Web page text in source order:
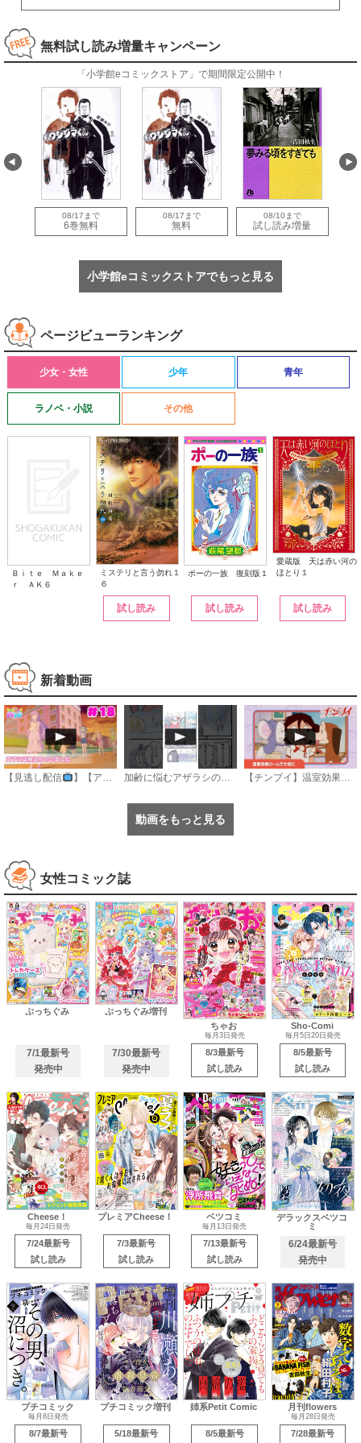
無料試し読み増量キャンペーン
「小学館eコミックストア」で期間限定公開中！
08/17まで
6巻無料
08/17まで
無料
08/10まで
試し読み増量
小学館eコミックストアでもっと見る
ページビューランキング
少女・女性 少年 青年
ラノベ・小説 その他
Ｂｉｔｅ Ｍａｋｅ
ｒ ＡＫ６
ミステリと言う勿れ１
６
試し読み
ポーの一族 復刻版１
試し読み
愛蔵版 天は赤い河の
ほとり１
試し読み
新着動画
【見逃し配信 】【アニメ】『おねがいアイプリ』第１８話：エマには見えちゃいました 加齢に悩むアザラシの話 #のざらしちゃん #漫画 #サンデーうぇぶり 【チンプイ】温室効果ビームで大切に《公式》
動画をもっと見る
女性コミック誌
ぷっちぐみ
7/1最新号
発売中
ぷっちぐみ増刊
7/30最新号
発売中
ちゃお
毎月3日発売
8/3最新号
試し読み
Sho-Comi
毎月5日20日発売
8/5最新号
試し読み
Cheese！
毎月24日発売
7/24最新号
試し読み
プレミアCheese！
7/3最新号
試し読み
ベツコミ
毎月13日発売
7/13最新号
試し読み
デラックスベツコ
ミ
6/24最新号
発売中
プチコミック
毎月8日発売
8/7最新号
プチコミック増刊
5/18最新号
姉系Petit Comic
8/5最新号
月刊flowers
毎月28日発売
7/28最新号